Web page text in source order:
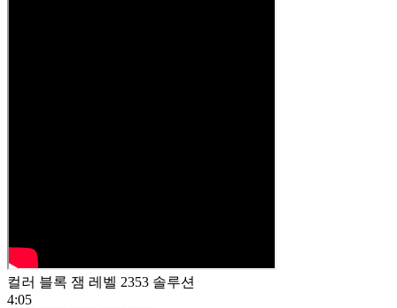
컬러 블록 잼 레벨 2353 솔루션
4:05